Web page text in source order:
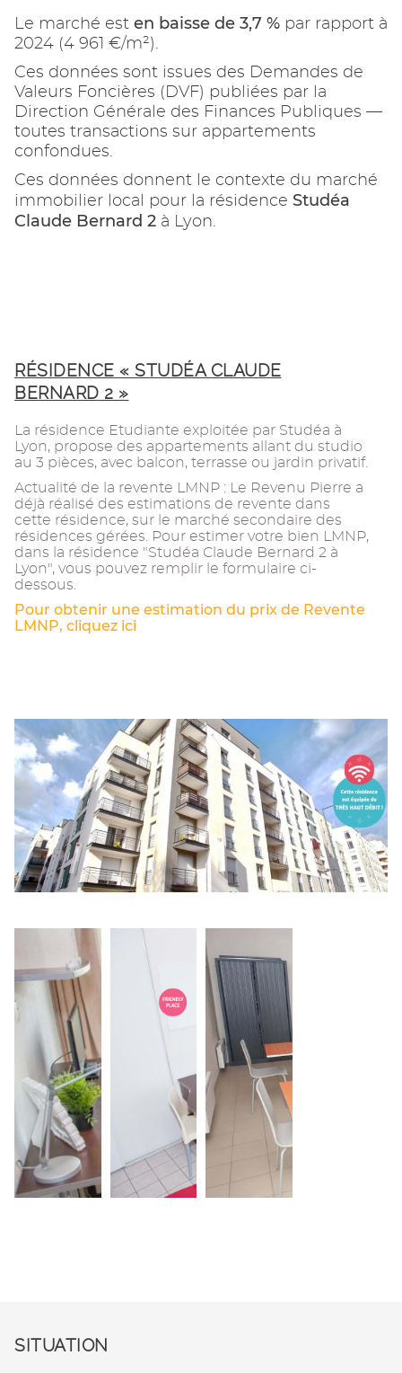
Le marché est en baisse de 3,7 % par rapport à
2024 (4 961 €/m²).
Ces données sont issues des Demandes de
Valeurs Foncières (DVF) publiées par la
Direction Générale des Finances Publiques —
toutes transactions sur appartements
confondues.
Ces données donnent le contexte du marché
immobilier local pour la résidence Studéa
Claude Bernard 2 à Lyon.
RÉSIDENCE « STUDÉA CLAUDE
BERNARD 2 »
La résidence Etudiante exploitée par Studéa à
Lyon, propose des appartements allant du studio
au 3 pièces, avec balcon, terrasse ou jardin privatif.
Actualité de la revente LMNP : Le Revenu Pierre a
déjà réalisé des estimations de revente dans
cette résidence, sur le marché secondaire des
résidences gérées. Pour estimer votre bien LMNP,
dans la résidence "Studéa Claude Bernard 2 à
Lyon", vous pouvez remplir le formulaire ci-
dessous.
Pour obtenir une estimation du prix de Revente
LMNP, cliquez ici
SITUATION